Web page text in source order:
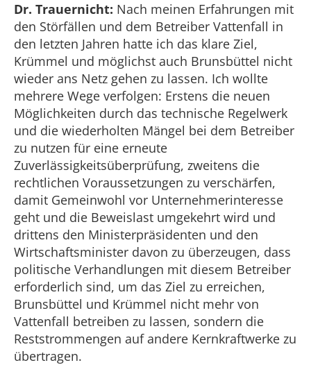
Dr. Trauernicht: Nach meinen Erfahrungen mit
den Störfällen und dem Betreiber Vattenfall in
den letzten Jahren hatte ich das klare Ziel,
Krümmel und möglichst auch Brunsbüttel nicht
wieder ans Netz gehen zu lassen. Ich wollte
mehrere Wege verfolgen: Erstens die neuen
Möglichkeiten durch das technische Regelwerk
und die wiederholten Mängel bei dem Betreiber
zu nutzen für eine erneute
Zuverlässigkeitsüberprüfung, zweitens die
rechtlichen Voraussetzungen zu verschärfen,
damit Gemeinwohl vor Unternehmerinteresse
geht und die Beweislast umgekehrt wird und
drittens den Ministerpräsidenten und den
Wirtschaftsminister davon zu überzeugen, dass
politische Verhandlungen mit diesem Betreiber
erforderlich sind, um das Ziel zu erreichen,
Brunsbüttel und Krümmel nicht mehr von
Vattenfall betreiben zu lassen, sondern die
Reststrommengen auf andere Kernkraftwerke zu
übertragen.